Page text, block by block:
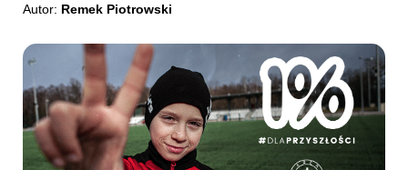
Autor: Remek Piotrowski